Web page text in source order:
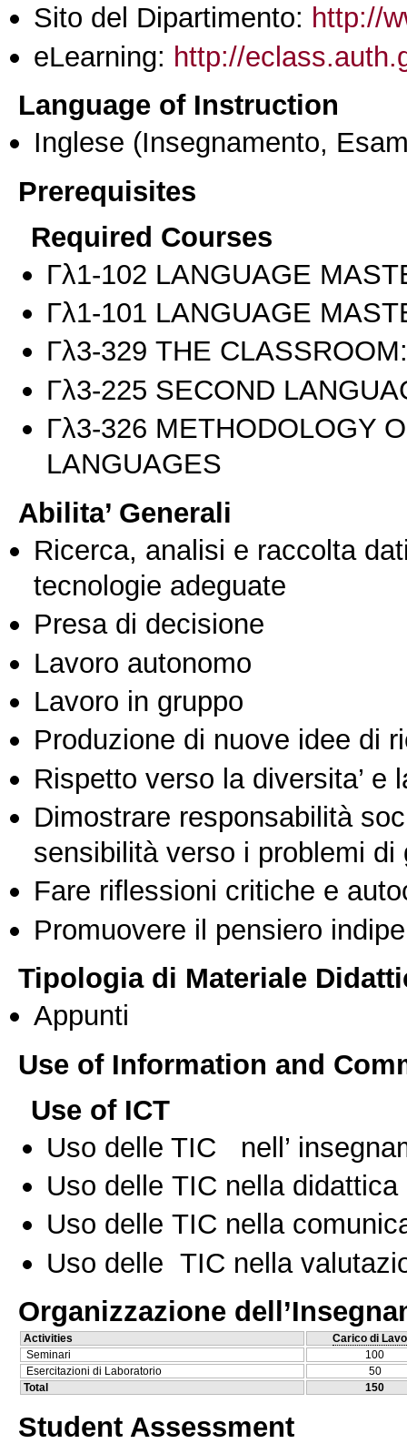
Sito del Dipartimento: http://
eLearning: http://
Language of Instruction
Inglese (Insegnamento,
Prerequisites
Required Courses
Γλ1-102 LANGUAGE
Γλ1-101 LANGUAGE
Γλ3-329 THE
Γλ3-225 SECOND
Γλ3-326 METHODOLOGY
LANGUAGES
Abilita’ Generali
Ricerca, analisi e raccolta
tecnologie adeguate
Presa di decisione
Lavoro autonomo
Lavoro in gruppo
Produzione di nuove idee di
Rispetto verso la diversita’ e
Dimostrare responsabilità
sensibilità verso i problemi di
Fare riflessioni critiche e
Promuovere il pensiero
Tipologia di Materiale
Appunti
Use of Information and
Use of ICT
Uso delle TIC nell’
Uso delle TIC nella
Uso delle TIC nella
Uso delle TIC nella
Organizzazione
Activities
Carico di
Seminari
100
Esercitazioni di Laboratorio
50
Total
150
Student Assessment